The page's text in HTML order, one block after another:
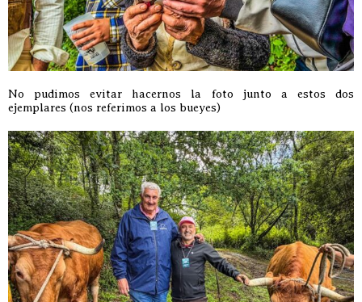
No pudimos evitar hacernos la foto junto a estos dos
ejemplares (nos referimos a los bueyes)